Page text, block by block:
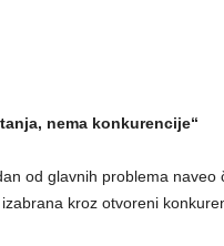
nema konkurencije“
od glavnih problema
kroz otvoreni